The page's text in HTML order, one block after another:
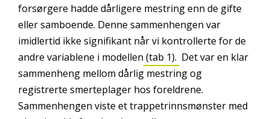
forsørgere hadde dårligere mestring enn de gifte
eller samboende. Denne sammenhengen var
imidlertid ikke signifikant når vi kontrollerte for de
andre variablene i modellen (tab 1). Det var en klar
sammenheng mellom dårlig mestring og
registrerte smerteplager hos foreldrene.
Sammenhengen viste et trappetrinnsmønster med